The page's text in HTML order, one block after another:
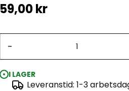
59,00 kr
-
I LAGER
Leveranstid: 1-3